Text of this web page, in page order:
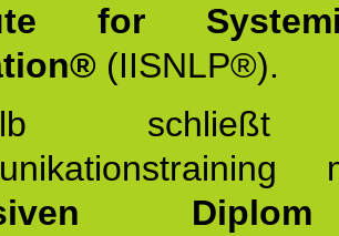
for
(IISNLP®).
schließt